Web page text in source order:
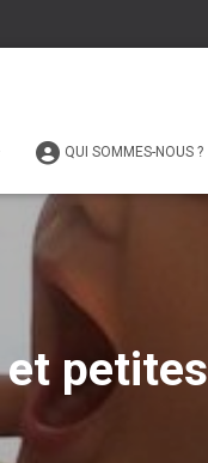
QUI SOMMES-NOUS ?
et petites